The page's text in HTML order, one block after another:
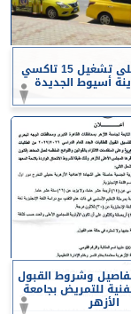
الموافقة على تشغيل 15 تاكسي
أسيوط الجديدة
وشروط القبول
للتمريض بجامعة
الأزهر